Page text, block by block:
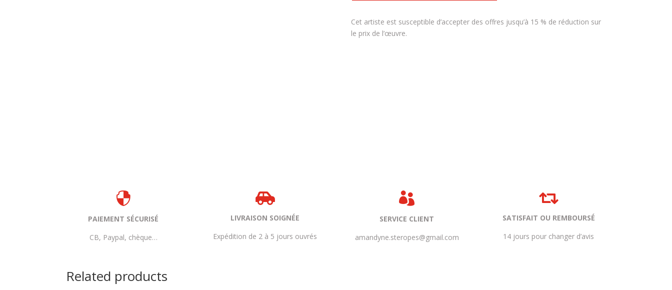
Cet artiste est susceptible d’accepter des offres jusqu’à 15 % de réduction sur
le prix de l’œuvre.

PAIEMENT SÉCURISÉ
CB, Paypal, chèque…

LIVRAISON SOIGNÉE
Expédition de 2 à 5 jours ouvrés

SERVICE CLIENT
amandyne.steropes@gmail.com

SATISFAIT OU REMBOURSÉ
14 jours pour changer d’avis
Related products